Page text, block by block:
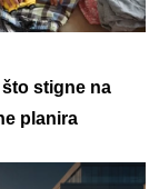
stigne na
planira